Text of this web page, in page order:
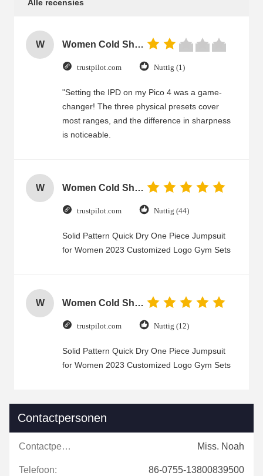
Alle recensies
W Women Cold Shoulder V Neck Rayon Blouse
trustpilot.com Nuttig (1)
"Setting the IPD on my Pico 4 was a game-
changer! The three physical presets cover
most ranges, and the difference in sharpness
is noticeable.
W Women Cold Shoulder V Neck Rayon Blouse
trustpilot.com Nuttig (44)
Solid Pattern Quick Dry One Piece Jumpsuit
for Women 2023 Customized Logo Gym Sets
W Women Cold Shoulder V Neck Rayon Blouse
trustpilot.com Nuttig (12)
Solid Pattern Quick Dry One Piece Jumpsuit
for Women 2023 Customized Logo Gym Sets
Contactpersonen
Contactpersonen: Miss. Noah
Telefoon: 86-0755-13800839500